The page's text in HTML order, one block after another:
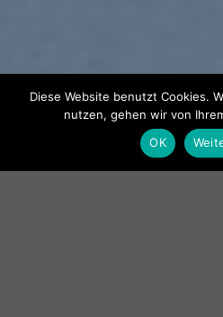
Diese Website benutzt Cookies.
nutzen, gehen wir von
OK